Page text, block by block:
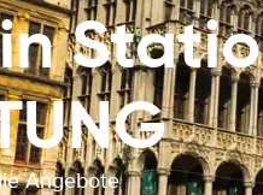
Angebote